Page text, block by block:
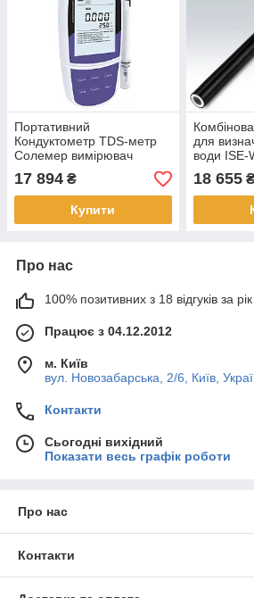
Портативний
Кондуктометр TDS-метр
Солемер вимірювач
нудного Опірення Bante
540
17 894 ₴
Купити
для
води ISE-
18 655
Про нас
100% позитивних з 18 відгуків за рік
Працює з 04.12.2012
м. Київ
вул. Новозабарська, 2/6, Київ,
Контакти
Сьогодні вихідний
Показати весь графік роботи
Про нас
Контакти